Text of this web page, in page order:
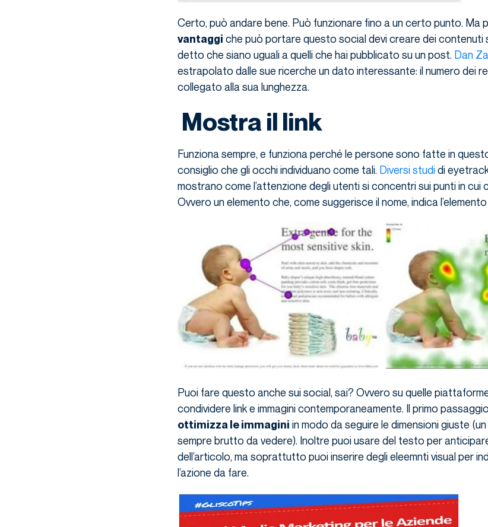
Certo, può andare bene. Può funzionare fino a un certo punto. Ma
vantaggi che può portare questo social devi creare dei contenuti
detto che siano uguali a quelli che hai pubblicato su un post. Dan
estrapolato dalle sue ricerche un dato interessante: il numero dei
collegato alla sua lunghezza.
Mostra il link
Funziona sempre, e funziona perché le persone sono fatte in
consiglio che gli occhi individuano come tali. Diversi studidi
mostrano come l’attenzione degli utenti si concentri sui punti in cui
Ovvero un elemento che, come suggerisce il nome, indica
Puoi fare questo anche sui social, sai? Ovvero su quelle
condividere link e immagini contemporaneamente. Il primo
ottimizza le immagini in modo da seguire le dimensioni giuste
sempre brutto da vedere). Inoltre puoi usare del testo per
dell’articolo, ma soprattutto puoi inserire degli eleemnti visual per
l’azione da fare.